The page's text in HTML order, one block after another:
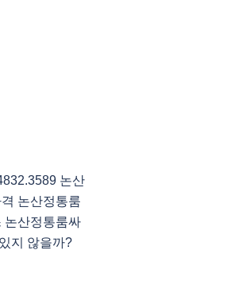
논산
논산정통룸
논산정통룸싸
지 않을까?